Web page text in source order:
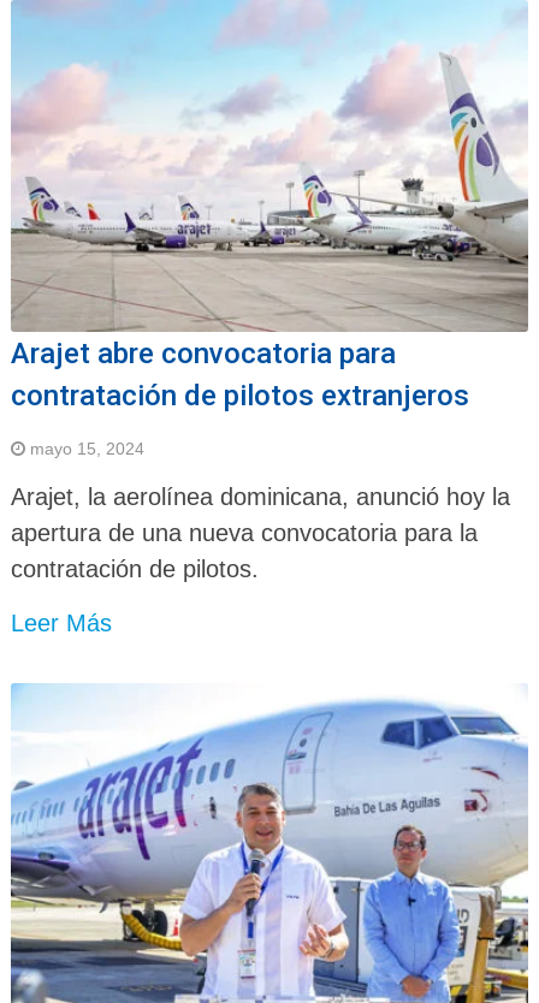
Arajet abre convocatoria para
contratación de pilotos extranjeros
mayo 15, 2024
Arajet, la aerolínea dominicana, anunció hoy la
apertura de una nueva convocatoria para la
contratación de pilotos.
Leer Más